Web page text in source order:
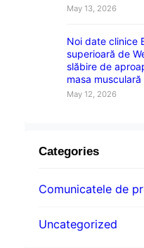
May 13, 2026
Noi date clinice
superioară de
slăbire de
masa musculară
May 12, 2026
Categories
Comunicatele de
Uncategorized